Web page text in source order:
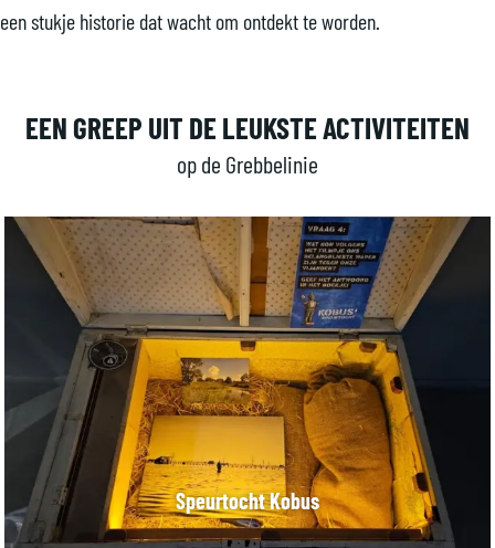
een stukje historie dat wacht om ontdekt te worden.
EEN GREEP UIT DE LEUKSTE ACTIVITEITEN
op de Grebbelinie
Speurtocht Kobus
t
o
h